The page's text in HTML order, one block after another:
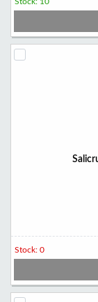
Stock: 0